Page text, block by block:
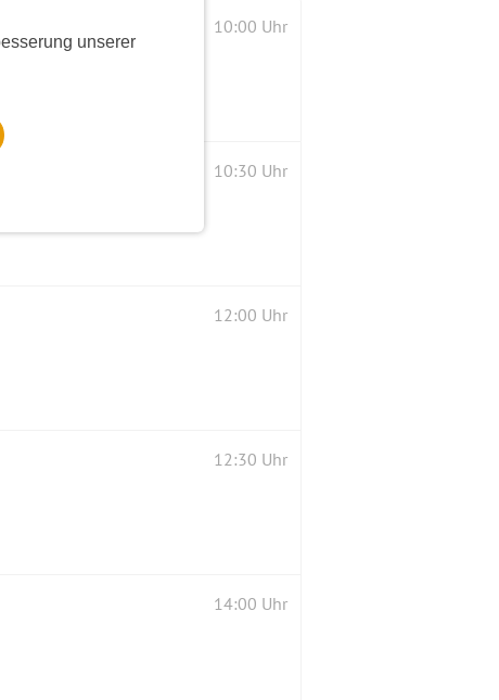
unserer
10:00 Uhr
10:30 Uhr
12:00 Uhr
12:30 Uhr
14:00 Uhr